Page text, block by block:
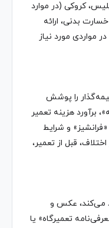
کروکی (در موارد
بدنی، ارائه
مواردی مورد نیاز
را پوشش
برآورد هزینه تعمیر
و شرایط
قبل از تعمیر،
می‌کند، عکس و
تعمیرگاه» یا